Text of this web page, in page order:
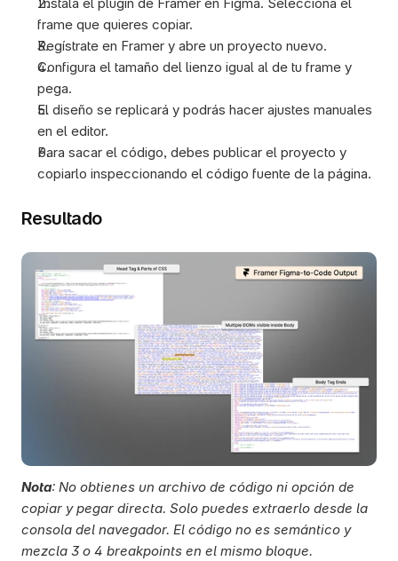
Instala el plugin de Framer en Figma. Selecciona el
frame que quieres copiar.
Regístrate en Framer y abre un proyecto nuevo.
Configura el tamaño del lienzo igual al de tu frame y
pega.
El diseño se replicará y podrás hacer ajustes manuales
en el editor.
Para sacar el código, debes publicar el proyecto y
copiarlo inspeccionando el código fuente de la página.
Resultado
Nota: No obtienes un archivo de código ni opción de
copiar y pegar directa. Solo puedes extraerlo desde la
consola del navegador. El código no es semántico y
mezcla 3 o 4 breakpoints en el mismo bloque.